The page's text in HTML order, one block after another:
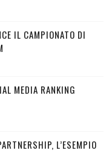
IL CAMPIONATO DI
MEDIA RANKING
L’ESEMPIO